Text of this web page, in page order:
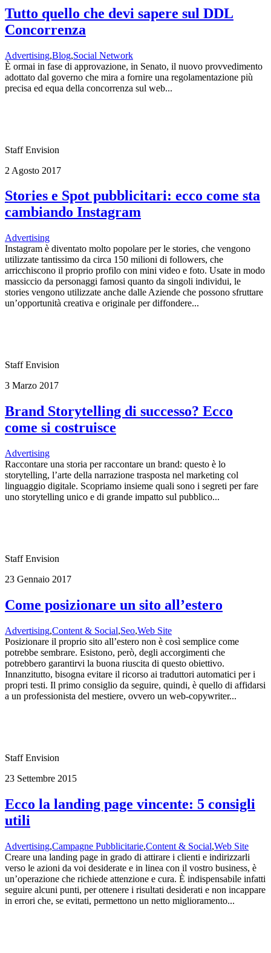
Tutto quello che devi sapere sul DDL
Concorrenza
Advertising,Blog,Social Network
È ormai in fase di approvazione, in Senato, il nuovo provvedimento
adottato dal governo che mira a fornire una regolamentazione più
precisa ed equa della concorrenza sul web...
Staff Envision
2 Agosto 2017
Stories e Spot pubblicitari: ecco come sta
cambiando Instagram
Advertising
Instagram è diventato molto popolare per le stories, che vengono
utilizzate tantissimo da circa 150 milioni di followers, che
arricchiscono il proprio profilo con mini video e foto. Usate in modo
massiccio da personaggi famosi quanto da singoli individui, le
stories vengono utilizzate anche dalle Aziende che possono sfruttare
un’opportunità creativa e originale per diffondere...
Staff Envision
3 Marzo 2017
Brand Storytelling di successo? Ecco
come si costruisce
Advertising
Raccontare una storia per raccontare un brand: questo è lo
storytelling, l’arte della narrazione trasposta nel marketing col
linguaggio digitale. Scopriamo insieme quali sono i segreti per fare
uno storytelling unico e di grande impatto sul pubblico...
Staff Envision
23 Gennaio 2017
Come posizionare un sito all’estero
Advertising,Content & Social,Seo,Web Site
Posizionare il proprio sito all’estero non è così semplice come
potrebbe sembrare. Esistono, però, degli accorgimenti che
potrebbero garantirvi la buona riuscita di questo obiettivo.
Innanzitutto, bisogna evitare il ricorso ai traduttori automatici per i
propri testi. Il primo consiglio da seguire, quindi, è quello di affidarsi
a un professionista del mestiere, ovvero un web-copywriter...
Staff Envision
23 Settembre 2015
Ecco la landing page vincente: 5 consigli
utili
Advertising,Campagne Pubblicitarie,Content & Social,Web Site
Creare una landing page in grado di attirare i clienti e indirizzarli
verso le azioni da voi desiderate e in linea con il vostro business, è
un’operazione che richiede attenzione e cura. È indispensabile infatti
seguire alcuni punti, per ottenere i risultati desiderati e non incappare
in errori che, se evitati, permettono un netto miglioramento...